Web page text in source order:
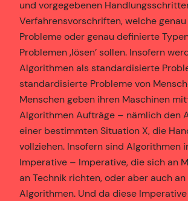
und vorgegebenen
Verfahrensvorschriften, welche
Probleme oder genau definierte
Problemen ‚lösen’ sollen. Insofern
Algorithmen als standardisierte
standardisierte Probleme von
Menschen geben ihren Maschinen
Algorithmen Aufträge – nämlich den
einer bestimmten Situation X, die
vollziehen. Insofern sind Algorithmen
Imperative – Imperative, die sich an
an Technik richten, oder aber auch
Algorithmen. Und da diese